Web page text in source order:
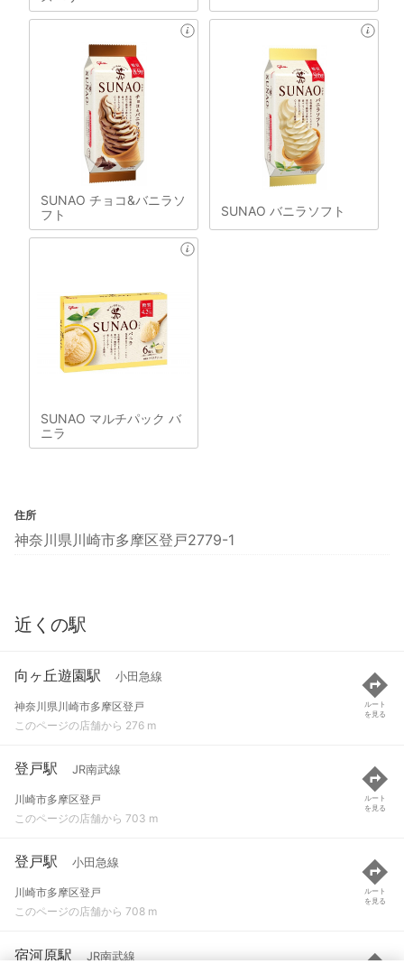
SUNAO チョコ&バニラソ
フト
SUNAO バニラソフト
SUNAO マルチパック バ
ニラ
住所
神奈川県川崎市多摩区登戸2779-1
近くの駅
向ヶ丘遊園駅 小田急線
神奈川県川崎市多摩区登戸
このページの店舗から 276 m
ルート
を見る
登戸駅 JR南武線
川崎市多摩区登戸
このページの店舗から 703 m
ルート
を見る
登戸駅 小田急線
川崎市多摩区登戸
このページの店舗から 708 m
ルート
を見る
宿河原駅 JR南武線